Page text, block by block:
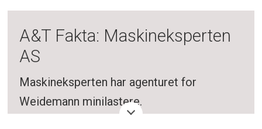
A&T Fakta: Maskineksperten
AS
Maskineksperten har agenturet for
Weidemann minilastere.